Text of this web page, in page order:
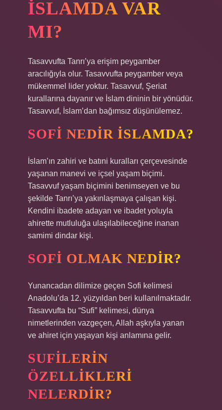
İSLAMDA VAR
MI?
Tasavvufta Tanrı’ya erişim peygamber
aracılığıyla olur. Tasavvufta peygamber veya
mükemmel lider yoktur. Tasavvuf, Şeriat
kurallarına dayanır ve İslam dininin bir yönüdür.
Tasavvuf, İslam’dan bağımsız düşünülemez.
SOFI NEDIR ISLAMDA?
İslam’ın zahiri ve batıni kuralları çerçevesinde
yaşanan manevi ve içsel yaşam biçimi.
Tasavvuf yaşam biçimini benimseyen ve bu
şekilde Tanrı’ya yakınlaşmaya çalışan kişi.
Kendini ibadete adayan ve ibadet yoluyla
ahirette mutluluğa ulaşılabileceğine inanan
samimi dindar kişi.
SOFI OLMAK NEDIR?
Yunancadan dilimize geçen Sofi kelimesi
Anadolu’da 12. yüzyıldan beri kullanılmaktadır.
Tasavvufta bu “Sufi” kelimesi, dünya
nimetlerinden vazgeçen, Allah aşkıyla yanan
ve ahiret için yaşayan kişi anlamına gelir.
SUFILERIN
ÖZELLIKLERI
NELERDIR?